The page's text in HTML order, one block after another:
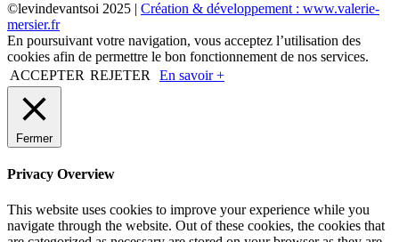
©levindevantsoi 2025 | Création & développement : www.valerie-
mersier.fr
En poursuivant votre navigation, vous acceptez l’utilisation des
cookies afin de permettre le bon fonctionnement de nos services.
ACCEPTER REJETER En savoir +
Fermer
Privacy Overview
This website uses cookies to improve your experience while you
navigate through the website. Out of these cookies, the cookies that